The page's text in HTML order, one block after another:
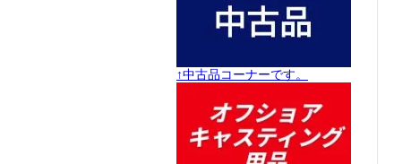
↑中古品コーナーです。